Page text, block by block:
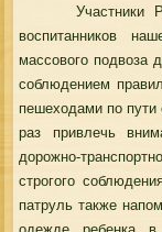
Участники
воспитанников
массового подвоза
соблюдением
пешеходами по пути
раз привлечь
дорожно-
строгого
патруль также